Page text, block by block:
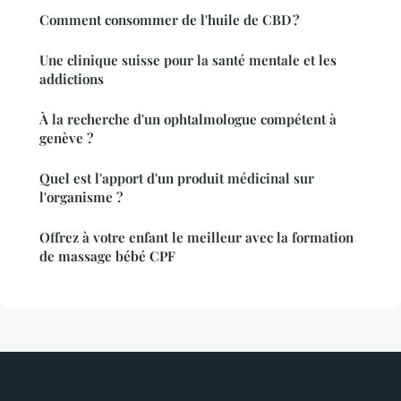
Comment consommer de l'huile de CBD ?
Une clinique suisse pour la santé mentale et les
addictions
À la recherche d'un ophtalmologue compétent à
genève ?
Quel est l'apport d'un produit médicinal sur
l'organisme ?
Offrez à votre enfant le meilleur avec la formation
de massage bébé CPF